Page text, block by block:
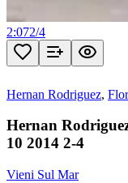
2:072/4
Hernan Rodriguez,
Hernan
10 2014 2-4
Vieni Sul Mar